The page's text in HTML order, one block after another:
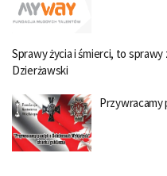
Sprawy życia i śmierci, to
Dzierżawski
Przywracamy